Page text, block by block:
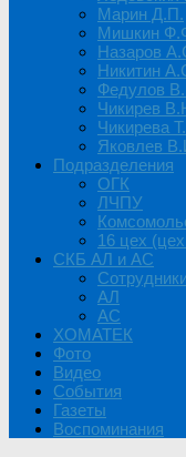
Марин Д.П.
Мишкин
Назаров
Никитин
Федулов
Чикирев
Чикирева
Яковлев
Подразделения
ОГК
ЛЧПУ
16 цех
СКБ АЛ и АС
АЛ
АС
ХОМАТЕК
Фото
Видео
События
Газеты
Воспоминания